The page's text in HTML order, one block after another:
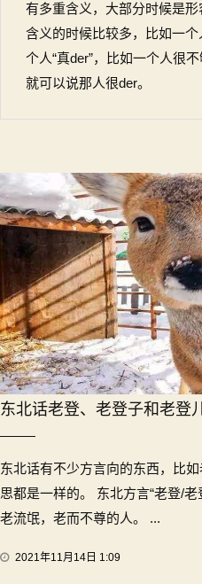
有多重含义，大部分时候是
含义的时候比较多，比如一
个人“真der”，比如一个人很
就可以说那人很der。
东北话老登、老登子和老登
东北话有不少方言向的东西，比
思都是一样的。 东北方言“老登/老
老流氓，老而不尊的人。 ...
2021年11月14日 1:09